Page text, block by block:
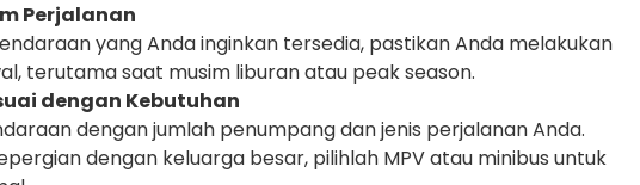
Perjalanan
yang Anda inginkan tersedia, pastikan Anda melakukan
terutama saat musim liburan atau peak season.
dengan Kebutuhan
dengan jumlah penumpang dan jenis perjalanan Anda.
dengan keluarga besar, pilihlah MPV atau minibus untuk